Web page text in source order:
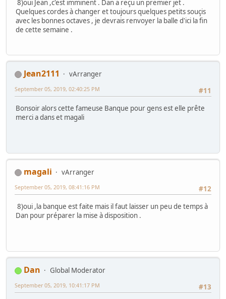
8)oui Jean ,c'est imminent . Dan a reçu un premier jet .
Quelques cordes à changer et toujours quelques petits souçis
avec les bonnes octaves , je devrais renvoyer la balle d'ici la fin
de cette semaine .
Jean2111
vArranger
#11
September 05, 2019, 02:40:25 PM
Bonsoir alors cette fameuse Banque pour gens est elle prête
merci a dans et magali
magali
vArranger
#12
September 05, 2019, 08:41:16 PM
8)oui ,la banque est faite mais il faut laisser un peu de temps à
Dan pour préparer la mise à disposition .
Dan
Global Moderator
#13
September 05, 2019, 10:41:17 PM